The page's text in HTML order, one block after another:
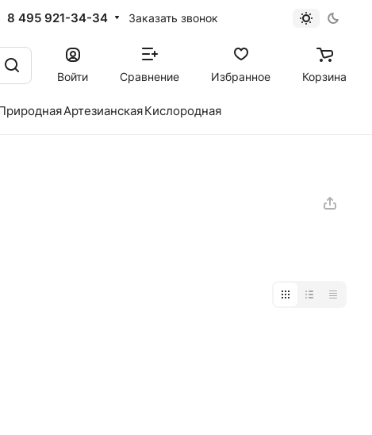
8 495 921-34-34 Заказать звонок
Войти Сравнение Избранное Корзина
АртезианскаяКислородная